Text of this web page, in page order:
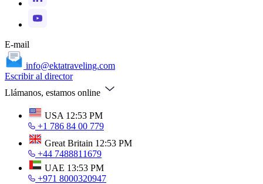
E-mail
info@ektatraveling.com
Escribir al director
Llámanos, estamos online
USA 12:53 PM
+1 786 84 00 779
Great Britain 12:53 PM
+44 7488811679
UAE 13:53 PM
+971 8000320947